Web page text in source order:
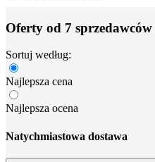
Oferty od 7 sprzedawców
Sortuj według:
Najlepsza cena
Najlepsza ocena
Natychmiastowa dostawa